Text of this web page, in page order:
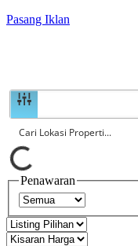
Pasang Iklan
Penawaran